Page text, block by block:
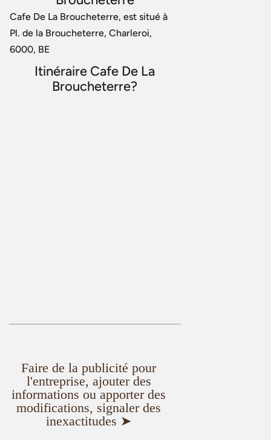
Cafe De La Broucheterre, est situé à
Pl. de la Broucheterre, Charleroi,
6000, BE
Itinéraire Cafe De La
Broucheterre?
Faire de la publicité pour
l'entreprise, ajouter des
informations ou apporter des
modifications, signaler des
inexactitudes ➤